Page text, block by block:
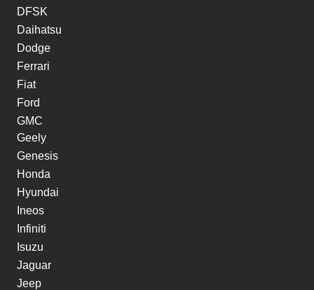
DFSK
Daihatsu
Dodge
Ferrari
Fiat
Ford
GMC
Geely
Genesis
Honda
Hyundai
Ineos
Infiniti
Isuzu
Jaguar
Jeep